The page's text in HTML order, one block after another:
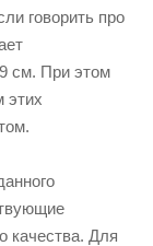
говорить про
см. При этом
этих
качества. Для